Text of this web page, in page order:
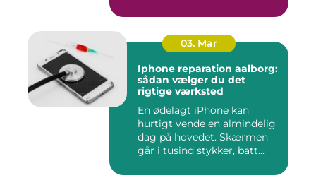
03. Mar
Iphone reparation aalborg:
sådan vælger du det
rigtige værksted
En ødelagt iPhone kan
hurtigt vende en almindelig
dag på hovedet. Skærmen
går i tusind stykker, batt...